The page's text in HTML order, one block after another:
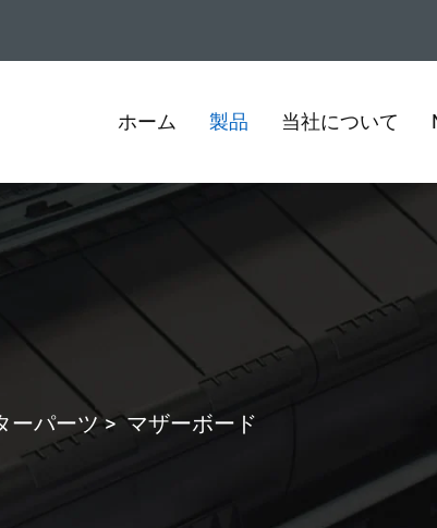
ホーム 製品 当社について
ーパーツ>マザーボード